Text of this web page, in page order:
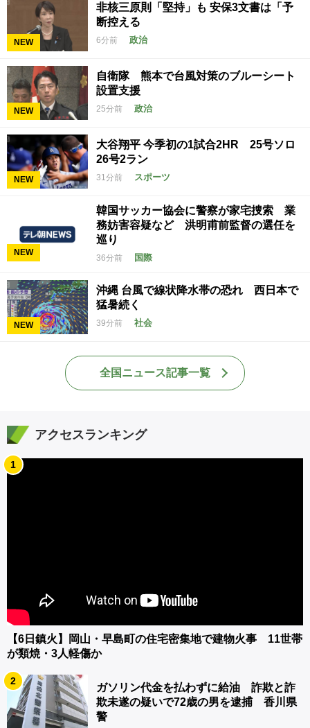
NEW
非核三原則「堅持」も 安保3文書は「予
断控える
6分前 政治
NEW
自衛隊 熊本で台風対策のブルーシート
設置支援
25分前 政治
NEW
大谷翔平 今季初の1試合2HR 25号ソロ
26号2ラン
31分前 スポーツ
NEW
韓国サッカー協会に警察が家宅捜索 業
務妨害容疑など 洪明甫前監督の選任を
巡り
36分前 国際
NEW
沖縄 台風で線状降水帯の恐れ 西日本で
猛暑続く
39分前 社会
全国ニュース記事一覧
アクセスランキング
1
【6日鎮火】岡山・早島町の住宅密集地で建物火事 11世帯
が類焼・3人軽傷か
2
ガソリン代金を払わずに給油 詐欺と詐
欺未遂の疑いで72歳の男を逮捕 香川県
警